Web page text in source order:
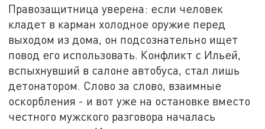
Правозащитница уверена: если человек
кладет в карман холодное оружие перед
выходом из дома, он подсознательно ищет
повод его использовать. Конфликт с Ильей,
вспыхнувший в салоне автобуса, стал лишь
детонатором. Слово за слово, взаимные
оскорбления - и вот уже на остановке вместо
честного мужского разговора началась